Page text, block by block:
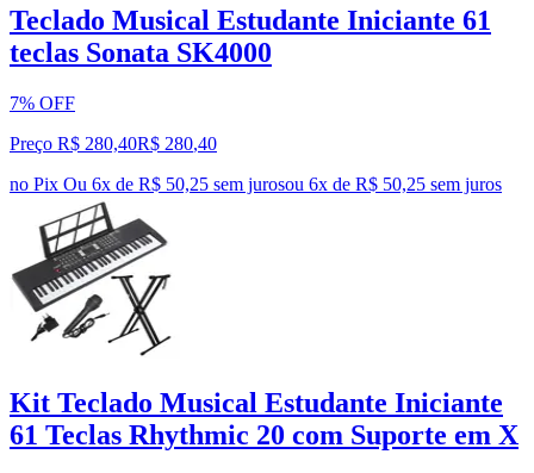
Teclado Musical Estudante Iniciante 61
teclas Sonata SK4000
7% OFF
Preço R$ 280,40R$ 280,40
no Pix Ou 6x de R$ 50,25 sem jurosou 6x de R$ 50,25 sem juros
Kit Teclado Musical Estudante Iniciante
61 Teclas Rhythmic 20 com Suporte em X